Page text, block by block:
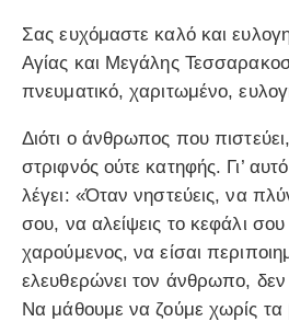
Σας ευχόμαστε καλό και
Αγίας και Μεγάλης
πνευματικό, χαριτωμένο,
Διότι ο άνθρωπος που πιστεύει,
στριφνός ούτε κατηφής. Γι’
λέγει: «Όταν νηστεύεις, να
σου, να αλείψεις το κεφάλι
χαρούμενος, να είσαι
ελευθερώνει τον άνθρωπο,
Να μάθουμε να ζούμε χωρίς τα